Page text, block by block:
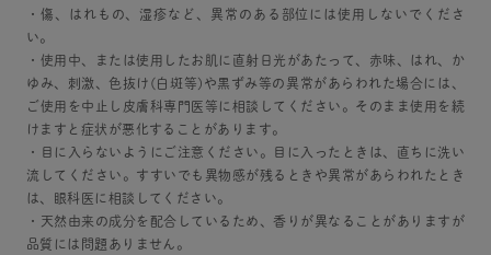
・傷、はれもの、湿疹など、異常のある部位には使用しないでくださ
い。
・使用中、または使用したお肌に直射日光があたって、赤味、はれ、か
ゆみ、刺激、色抜け(白斑等)や黒ずみ等の異常があらわれた場合には、
ご使用を中止し皮膚科専門医等に相談してください。そのまま使用を続
けますと症状が悪化することがあります。
・目に入らないようにご注意ください。目に入ったときは、直ちに洗い
流してください。すすいでも異物感が残るときや異常があらわれたとき
は、眼科医に相談してください。
・天然由来の成分を配合しているため、香りが異なることがありますが
品質には問題ありません。